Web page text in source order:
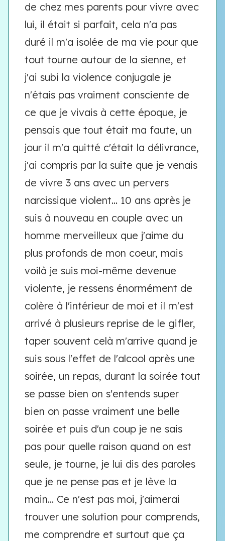
de chez mes parents pour vivre avec
lui, il était si parfait, cela n'a pas
duré il m'a isolée de ma vie pour que
tout tourne autour de la sienne, et
j'ai subi la violence conjugale je
n'étais pas vraiment consciente de
ce que je vivais à cette époque, je
pensais que tout était ma faute, un
jour il m'a quitté c'était la délivrance,
j'ai compris par la suite que je venais
de vivre 3 ans avec un pervers
narcissique violent... 10 ans après je
suis à nouveau en couple avec un
homme merveilleux que j'aime du
plus profonds de mon coeur, mais
voilà je suis moi-même devenue
violente, je ressens énormément de
colère à l'intérieur de moi et il m'est
arrivé à plusieurs reprise de le gifler,
taper souvent celà m'arrive quand je
suis sous l'effet de l'alcool après une
soirée, un repas, durant la soirée tout
se passe bien on s'entends super
bien on passe vraiment une belle
soirée et puis d'un coup je ne sais
pas pour quelle raison quand on est
seule, je tourne, je lui dis des paroles
que je ne pense pas et je lève la
main... Ce n'est pas moi, j'aimerai
trouver une solution pour comprends,
me comprendre et surtout que ça